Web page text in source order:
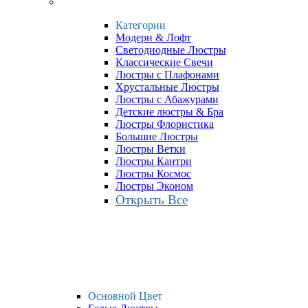
Категории
Модерн & Лофт
Светодиодные Люстры
Классические Свечи
Люстры с Плафонами
Хрустальные Люстры
Люстры с Абажурами
Детские люстры & Бра
Люстры Флористика
Большие Люстры
Люстры Ветки
Люстры Кантри
Люстры Космос
Люстры Эконом
Открыть Все
Основной Цвет